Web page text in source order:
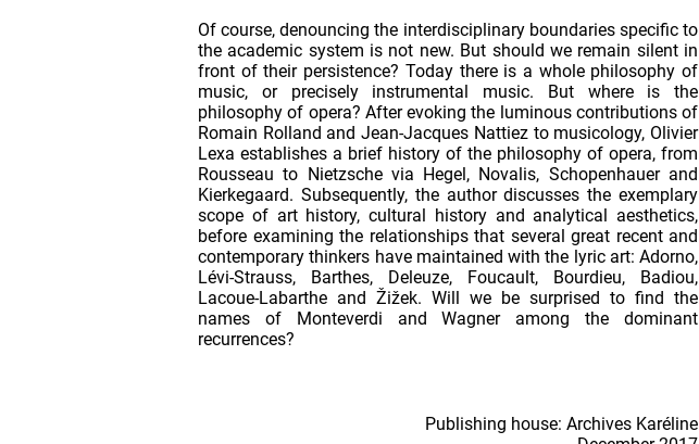
Publishing house: ‎Archives Karéline
Of course, denouncing the interdisciplinary boundaries specific to
the academic system is not new. But should we remain silent in
front of their persistence? Today there is a whole philosophy of
music, or precisely instrumental music. But where is the
philosophy of opera? After evoking the luminous contributions of
Romain Rolland and Jean-Jacques Nattiez to musicology, Olivier
Lexa establishes a brief history of the philosophy of opera, from
Rousseau to Nietzsche via Hegel, Novalis, Schopenhauer and
Kierkegaard. Subsequently, the author discusses the exemplary
scope of art history, cultural history and analytical aesthetics,
before examining the relationships that several great recent and
contemporary thinkers have maintained with the lyric art: Adorno,
Lévi-Strauss, Barthes, Deleuze, Foucault, Bourdieu, Badiou,
Lacoue-Labarthe and Žižek. Will we be surprised to find the
names of Monteverdi and Wagner among the dominant
recurrences?